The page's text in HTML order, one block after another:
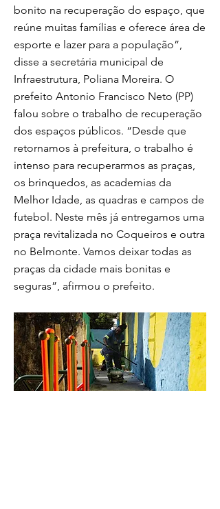
bonito na recuperação do espaço, que
reúne muitas famílias e oferece área de
esporte e lazer para a população”,
disse a secretária municipal de
Infraestrutura, Poliana Moreira. O
prefeito Antonio Francisco Neto (PP)
falou sobre o trabalho de recuperação
dos espaços públicos. “Desde que
retornamos à prefeitura, o trabalho é
intenso para recuperarmos as praças,
os brinquedos, as academias da
Melhor Idade, as quadras e campos de
futebol. Neste mês já entregamos uma
praça revitalizada no Coqueiros e outra
no Belmonte. Vamos deixar todas as
praças da cidade mais bonitas e
seguras”, afirmou o prefeito.